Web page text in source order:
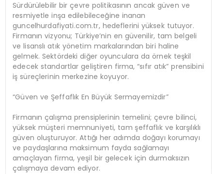
Sürdürülebilir bir çevre politikasının ancak güven ve
resmiyetle inşa edilebileceğine inanan
guncelhurdafiyati.com.tr, hedeflerini yüksek tutuyor.
Firmanın vizyonu; Türkiye’nin en güvenilir, tam belgeli
ve lisanslı atık yönetim markalarından biri haline
gelmek. Sektördeki diğer oyunculara da örnek teşkil
edecek standartlar geliştiren firma, “sıfır atık” prensibini
iş süreçlerinin merkezine koyuyor.
“Güven ve Şeffaflık En Büyük Sermayemizdir”
Firmanın çalışma prensiplerinin temelini; çevre bilinci,
yüksek müşteri memnuniyeti, tam şeffaflık ve karşılıklı
güven oluşturuyor. Attığı her adımda doğayı korumayı
ve paydaşlarına maksimum fayda sağlamayı
amaçlayan firma, yeşil bir gelecek için durmaksızın
çalışmaya devam ediyor.